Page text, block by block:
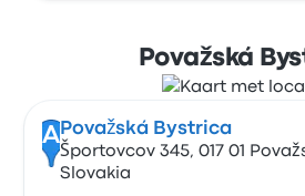
Považská
A Považská Bystrica
Športovcov 345, 017 01
Slovakia